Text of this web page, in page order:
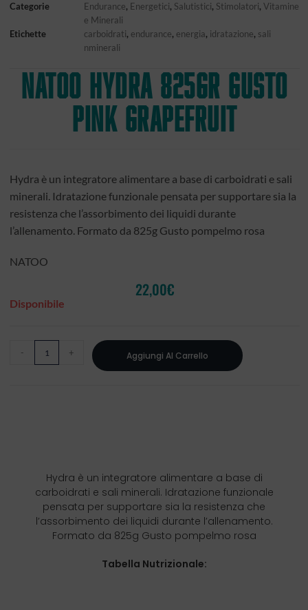
Categorie
Endurance, Energetici, Salutistici, Stimolatori,Vitamine
e Minerali
Etichette
carboidrati, endurance, energia, idratazione, sali
nminerali
NATOO Hydra 825gr gusto
Pink Grapefruit
Hydra è un integratore alimentare a base di carboidrati e sali
minerali. Idratazione funzionale pensata per supportare sia la
resistenza che l’assorbimento dei liquidi durante
l’allenamento. Formato da 825g Gusto pompelmo rosa
NATOO
22,00€
Disponibile
- + Aggiungi Al Carrello
Hydra è un integratore alimentare a base di
carboidrati e sali minerali. Idratazione funzionale
pensata per supportare sia la resistenza che
l’assorbimento dei liquidi durante l’allenamento.
Formato da 825g Gusto pompelmo rosa
Tabella Nutrizionale: